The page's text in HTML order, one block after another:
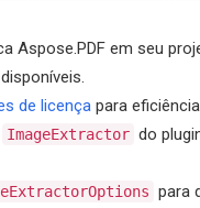
Aspose.PDF em seu
de licença para
ImageExtractor do
para